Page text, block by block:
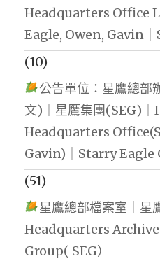
Headquarters Office
Eagle, Owen, Gavin
(10)
公告單位：星鷹總部
文)｜星鷹集團(SEG)
Headquarters
Gavin)｜Starry Eagle
(51)
星鷹總部檔案室｜
Headquarters
Group( SEG）